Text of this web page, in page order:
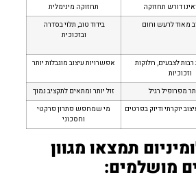
דורש תחזוקה
תחזוקה מינימלית
לרעש וחום
בידוד טוב, תלוי בסדרה
ובזכוכית
לצבעים, חלוקות
אפשרויות עיצוב מוגבלות יותר
רגיל
זול יותר ומתאים לתקציב נמוך
ודיוק בפרטים
מי שמחפש פתרון פרקטי
וחסכוני
תמצאו מגוון
מושלמים: